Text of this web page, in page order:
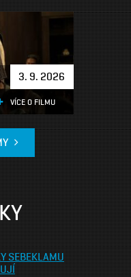
3. 9. 2026
VÍCE O FILMU
SEBEKLAMU